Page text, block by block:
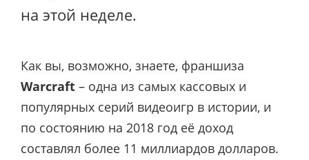
на этой неделе.
Как вы, возможно, знаете, франшиза
Warcraft – одна из самых кассовых и
популярных серий видеоигр в истории, и
по состоянию на 2018 год её доход
составлял более 11 миллиардов долларов.